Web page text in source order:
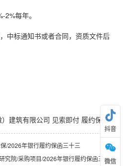
每年。
中标通知书或者合同，资质文件后
建筑有限公司 见索即付 履约保函
/2026年银行履约保函三十三
究院/采购项目/2026年银行履约保函三十五
抖音
微信